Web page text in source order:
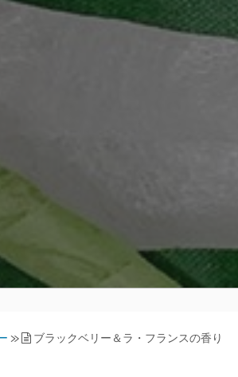
»
ブラックベリー＆ラ・フランスの香り